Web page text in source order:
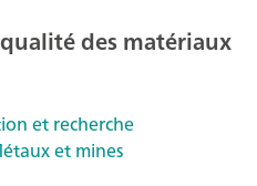
des matériaux
et recherche
et mines